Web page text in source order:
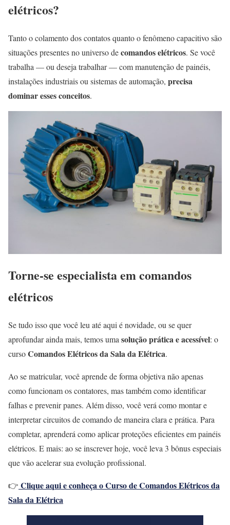
elétricos?
Tanto o colamento dos contatos quanto o fenômeno capacitivo são
situações presentes no universo decomandos elétricos. Se você
trabalha — ou deseja trabalhar — com manutenção de painéis,
instalações industriais ou sistemas de automação, precisa
dominar esses conceitos.
Torne-se especialista em comandos
elétricos
Se tudo isso que você leu até aqui é novidade, ou se quer
aprofundar ainda mais, temos uma solução prática e acessível: o
cursoComandos Elétricos da Sala da Elétrica.
Ao se matricular, você aprende de forma objetiva não apenas
como funcionam os contatores, mas também como identificar
falhas e prevenir panes. Além disso, você verá como montar e
interpretar circuitos de comando de maneira clara e prática. Para
completar, aprenderá como aplicar proteções eficientes em painéis
elétricos. E mais: ao se inscrever hoje, você leva 3 bônus especiais
que vão acelerar sua evolução profissional.
👉 Clique aqui e conheça o Curso de Comandos Elétricos da
Sala da Elétrica